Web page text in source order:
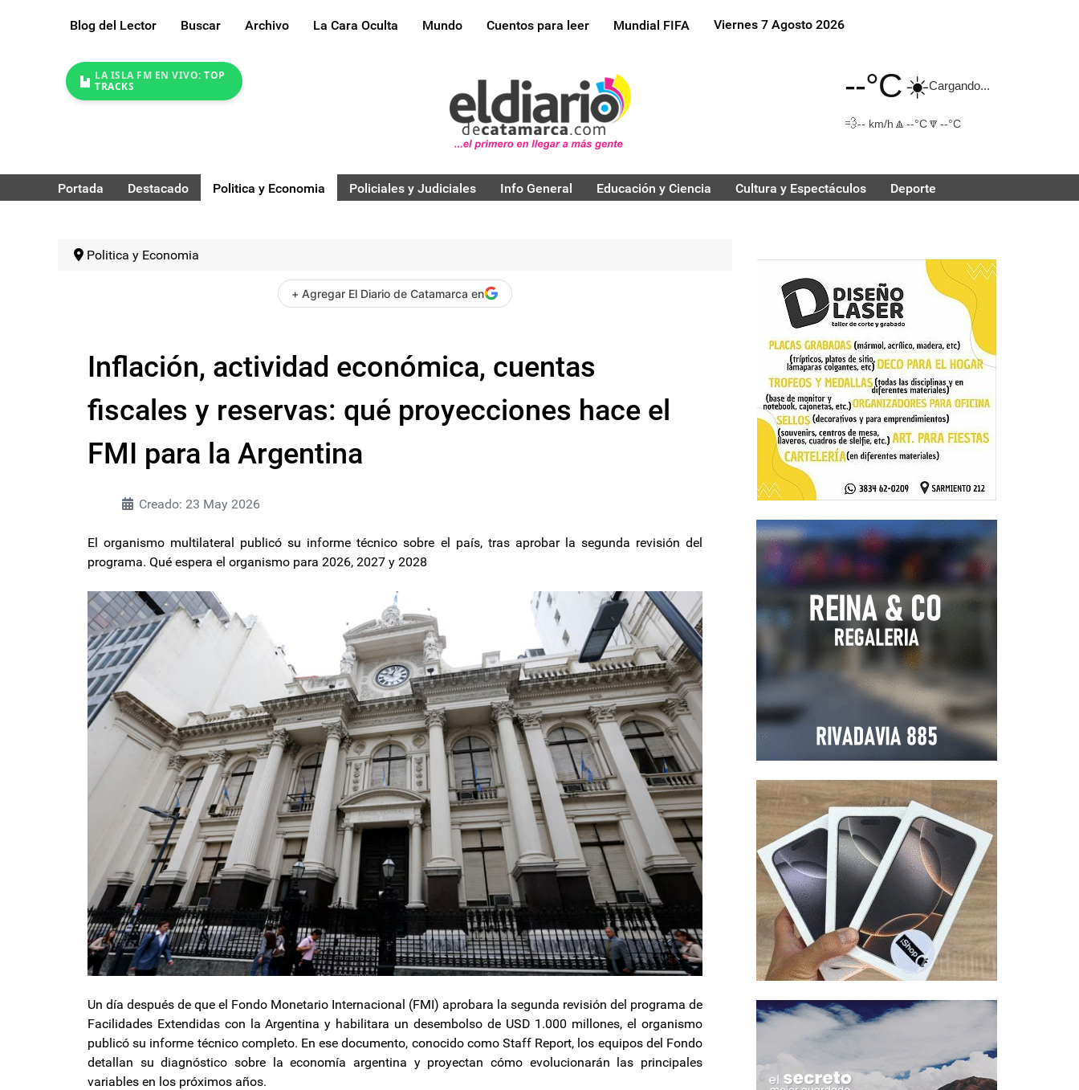
Blog del Lector Buscar Archivo La Cara Oculta Mundo Cuentos para leer Mundial FIFA Viernes 7 Agosto 2026
LA ISLA FM EN VIVO: TOP
TRACKS
--°C☀️Cargando...
💨-- km/h 🔼 --°C🔽 --°C
Portada Destacado Politica y Economia Policiales y Judiciales Info General Educación y Ciencia Cultura y Espectáculos Deporte
Politica y Economia
+ Agregar El Diario de Catamarca en
Inflación, actividad económica, cuentas
fiscales y reservas: qué proyecciones hace el
FMI para la Argentina
Creado: 23 May 2026
El organismo multilateral publicó su informe técnico sobre el país, tras aprobar la segunda revisión del
programa. Qué espera el organismo para 2026, 2027 y 2028
Un día después de que el Fondo Monetario Internacional (FMI) aprobara la segunda revisión del programa de
Facilidades Extendidas con la Argentina y habilitara un desembolso de USD 1.000 millones, el organismo
publicó su informe técnico completo. En ese documento, conocido como Staff Report, los equipos del Fondo
detallan su diagnóstico sobre la economía argentina y proyectan cómo evolucionarán las principales
variables en los próximos años.